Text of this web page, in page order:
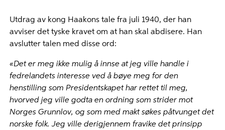
​Utdrag av kong Haakons tale fra juli 1940, der han
avviser det tyske kravet om at han skal abdisere. Han
avslutter talen med disse ord:
«Det er meg ikke mulig å innse at jeg ville handle i
fedrelandets interesse ved å bøye meg for den
henstilling som Presidentskapet har rettet til meg,
hvorved jeg ville godta en ordning som strider mot
Norges Grunnlov, og som med makt søkes påtvunget det
norske folk.Jeg ville derigjennem fravike det prinsipp